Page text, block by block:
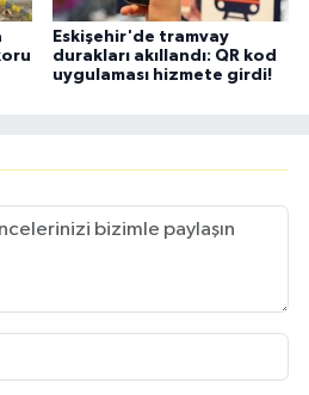
Eskişehir'de tramvay
durakları akıllandı: QR kod
uygulaması hizmete girdi!